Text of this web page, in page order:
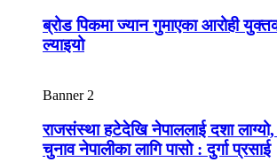
ब्रोड पिकमा ज्यान गुमाएका आरोही
ल्याइयो
Banner 2
राजसंस्था हटेदेखि नेपाललाई दशा
चुनाव नेपालीका लागि पासो : दुर्गा प्रसाई